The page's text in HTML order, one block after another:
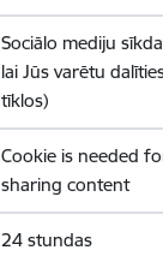
Sociālo mediju
lai Jūs varētu
tīklos)
Cookie is needed
sharing content
24 stundas